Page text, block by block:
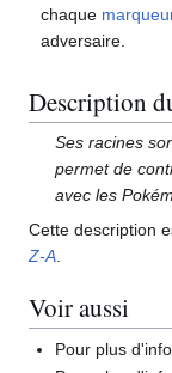
chaque
adversaire.
Description
Ses racines
permet de
avec les
Cette description
Z-A.
Voir aussi
Pour plus